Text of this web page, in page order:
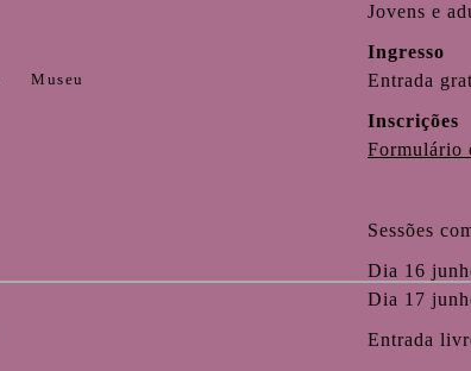
Museu
Jovens e
Ingresso
Entrada
Inscrições
Formulário
Sessões
Dia 16
Dia 17
Entrada